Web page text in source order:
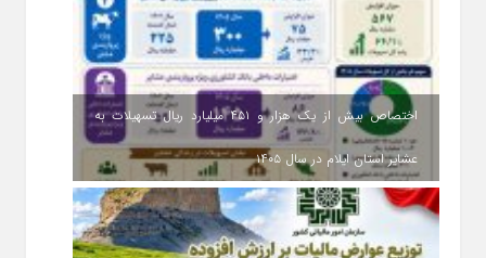
اختصاص بیش از یک هزار و ۴۵۱ میلیارد ریال تسهیلات به
عشایر استان ایلام در سال ۱۴۰۵